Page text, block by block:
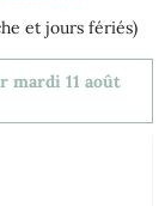
et jours fériés)
mardi 11 août